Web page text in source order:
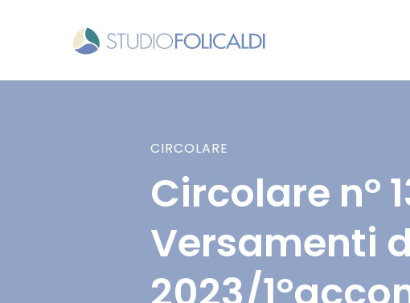
CIRCOLARE
Circolare n°
Versamenti